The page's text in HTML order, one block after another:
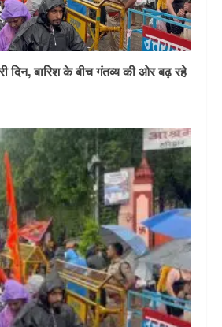
दिन, बारिश के बीच गंतव्य की ओर बढ़ रहे